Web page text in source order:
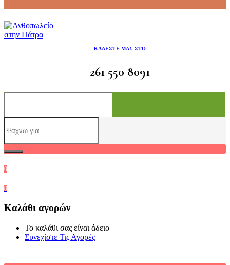
ΚΑΛΕΣΤΕ ΜΑΣ ΣΤΟ
261 550 8091
0
0
Καλάθι αγορών
Το καλάθι σας είναι άδειο
Συνεχίστε Τις Αγορές